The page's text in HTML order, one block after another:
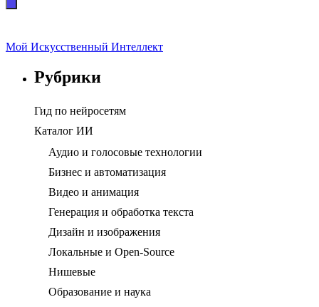
Мой Искусственный Интеллект
Рубрики
Гид по нейросетям
Каталог ИИ
Аудио и голосовые технологии
Бизнес и автоматизация
Видео и анимация
Генерация и обработка текста
Дизайн и изображения
Локальные и Open-Source
Нишевые
Образование и наука